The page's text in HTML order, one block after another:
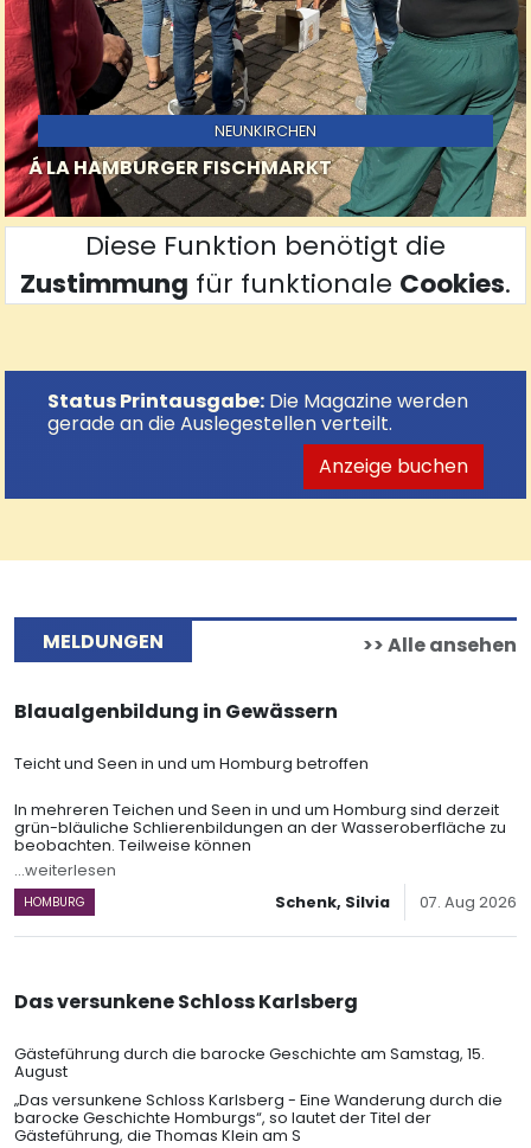
NEUNKIRCHEN
Á LA HAMBURGER FISCHMARKT
Diese Funktion benötigt die
Zustimmung für funktionale Cookies.
Status Printausgabe: Die Magazine werden
gerade an die Auslegestellen verteilt.
Anzeige buchen
MELDUNGEN >> Alle ansehen
Blaualgenbildung in Gewässern
Teicht und Seen in und um Homburg betroffen
In mehreren Teichen und Seen in und um Homburg sind derzeit
grün-bläuliche Schlierenbildungen an der Wasseroberfläche zu
beobachten. Teilweise können
...weiterlesen
HOMBURG Schenk, Silvia 07. Aug 2026
Das versunkene Schloss Karlsberg
Gästeführung durch die barocke Geschichte am Samstag, 15.
August
„Das versunkene Schloss Karlsberg - Eine Wanderung durch die
barocke Geschichte Homburgs“, so lautet der Titel der
Gästeführung, die Thomas Klein am S